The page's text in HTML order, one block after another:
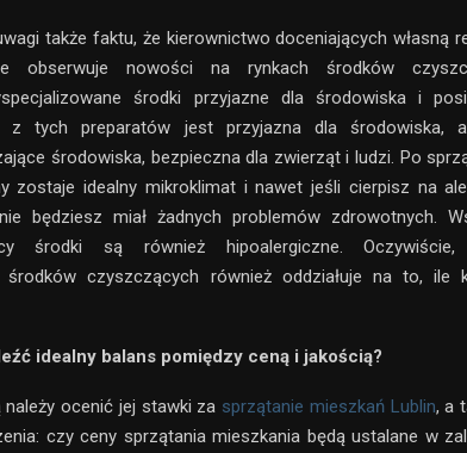
także faktu, że kierownictwo doceniających własną
obserwuje nowości na rynkach środków
środki przyjazne dla środowiska i
z tych preparatów jest przyjazna dla środowiska,
środowiska, bezpieczna dla zwierząt i ludzi. Po
zostaje idealny mikroklimat i nawet jeśli cierpisz na
będziesz miał żadnych problemów zdrowotnych.
środki są również hipoalergiczne. Oczywiście,
czyszczących również oddziałuje na to, ile
idealny balans pomiędzy ceną i jakością?
ocenić jej stawki za sprzątanie mieszkań Lublin, a
czy ceny sprzątania mieszkania będą ustalane w